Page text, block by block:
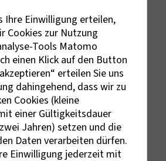
Ihre Einwilligung erteilen,
Cookies zur Nutzung
Tools Matomo
einen Klick auf den Button
erteilen Sie uns
dahingehend, dass wir zu
Cookies (kleine
einer Gültigkeitsdauer
Jahren) setzen und die
Daten verarbeiten dürfen.
Einwilligung jederzeit mit